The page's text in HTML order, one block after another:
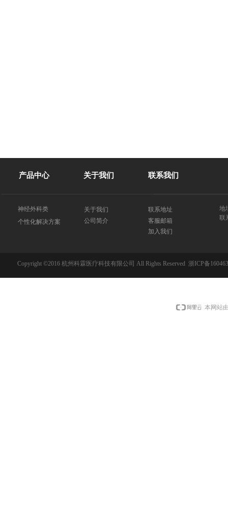
产品中心 关于我们 联系我们
神经外科类
个性化解决方案
关于我们
公司简介
联系地址
客服邮箱
加入我们
地
联
Copyright ©2016 杭州科霖医疗科技有限公司 All Rights Reserved 浙ICP备
本网站